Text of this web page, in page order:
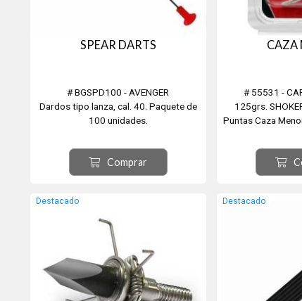
SPEAR DARTS
# BGSPD100 - AVENGER
Dardos tipo lanza, cal. 40. Paquete de
100 unidades.
Comprar
CAZA
# 55531 -
125grs.
Puntas Caza
Fuerza de
Destacado Destacado